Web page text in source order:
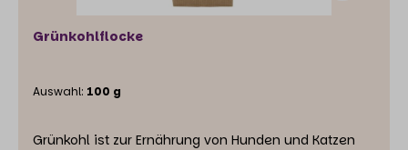
Grünkohlflocke
Auswahl: 100 g
Grünkohl ist zur Ernährung von Hunden und Katzen